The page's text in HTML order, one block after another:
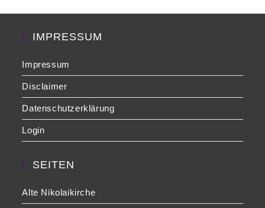
IMPRESSUM
Impressum
Disclaimer
Datenschutzerklärung
Login
SEITEN
Alte Nikolaikirche